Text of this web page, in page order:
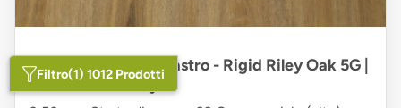
planeo Vinile ad incastro - Rigid Riley Oak 5G |
Made in Germany
Filtro(1) 1012 Prodotti